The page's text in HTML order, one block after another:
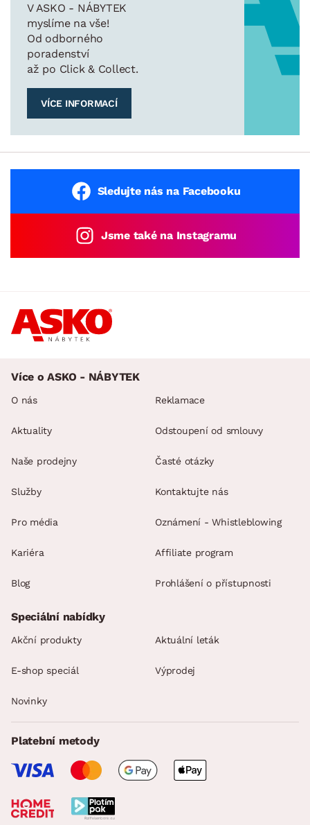
V ASKO - NÁBYTEK
myslíme na vše!
Od odborného
poradenství
až po Click & Collect.
VÍCE INFORMACÍ
Sledujte nás na Facebooku
Jsme také na Instagramu
Více o ASKO - NÁBYTEK
O nás
Aktuality
Naše prodejny
Služby
Pro média
Kariéra
Blog
Reklamace
Odstoupení od smlouvy
Časté otázky
Kontaktujte nás
Oznámení - Whistleblowing
Affiliate program
Prohlášení o přístupnosti
Speciální nabídky
Akční produkty Aktuální leták
E-shop speciál Výprodej
Novinky
Platební metody